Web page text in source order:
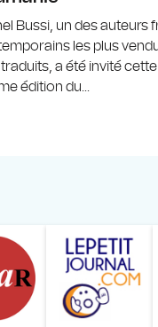
Bussi, un des auteurs
les plus
a été invité
édition du...
Art Magazine
din România
Institutul